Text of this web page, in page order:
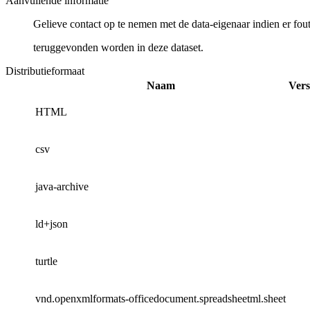
Gelieve contact op te nemen met de data-eigenaar indien er
teruggevonden worden in deze dataset.
Distributieformaat
Naam
HTML
csv
java-archive
ld+json
turtle
vnd.openxmlformats-officedocument.spreadsheetml.sheet